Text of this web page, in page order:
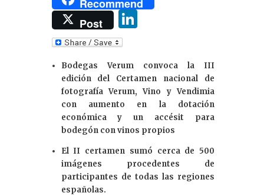
Recommend
Post
e
dI
n
Bodegas Verum convoca la III
edición del Certamen nacional de
fotografía Verum, Vino y Vendimia
con aumento en la dotación
económica y un accésit para
bodegón con vinos propios
El II certamen sumó cerca de 500
imágenes procedentes de
participantes de todas las regiones
españolas.